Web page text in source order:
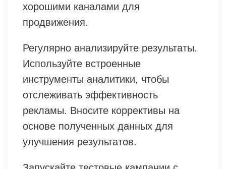
хорошими каналами для
продвижения.
Регулярно анализируйте результаты.
Используйте встроенные
инструменты аналитики, чтобы
отслеживать эффективность
рекламы. Вносите коррективы на
основе полученных данных для
улучшения результатов.